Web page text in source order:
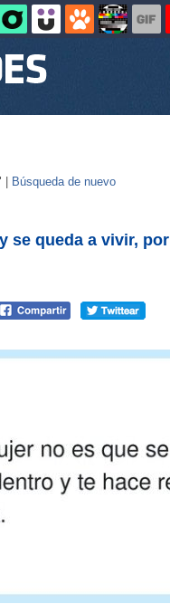
| Búsqueda de nuevo
se queda a vivir, por